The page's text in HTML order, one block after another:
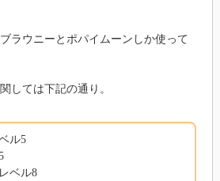
ラウニーとポパイムーンしか使って
しては下記の通り。
ル5
ベル8